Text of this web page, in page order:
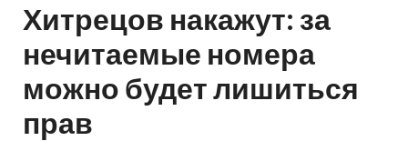
Хитрецов накажут: за
нечитаемые номера
можно будет лишиться
прав